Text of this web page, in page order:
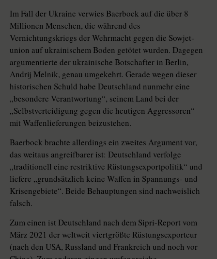
Im Fall der Ukraine verwies Baer­bock auf die über 8
Millionen Menschen, die während des
Vernichtungskriegs der Wehrmacht gegen die So­wjet­
union auf ukrainischem Boden getötet wurden. Dagegen
argumentierte der ukrainische Botschafter in Berlin,
Andrij Melnik, genau umgekehrt. Gerade wegen dieser
historischen Schuld habe Deutschland nunmehr eine
„besondere Verantwortung“, seinem Land bei der
„Selbstverteidigung gegen die heutigen Aggressoren“
mit Waffenlieferungen beizustehen.
Baerbock brachte allerdings ein zweites Argument vor,
das weitaus angreifbarer ist: Deutschland verfolge
„traditionell eine restriktive Rüstungsexportpolitik“ und
liefere „grundsätzlich keine Waffen in Spannungs- und
Krisengebiete“. Beide Behauptungen sind nachweislich
falsch.
Zum einen ist Deutschland nach dem Sipri-Report vom
März 2021 der weltweit viertgrößte Rüstungsexporteur
(nach den USA, Russland und Frankreich und noch vor